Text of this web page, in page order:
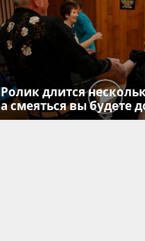
Ролик длится
а смеяться вы будете